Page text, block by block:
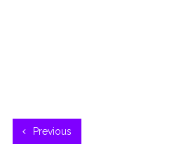
Previous